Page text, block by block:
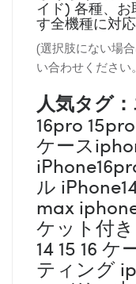
イド) 各種、
す全機種に対
(選択肢にない場
い合わせください
人気タグ
16pro
ケース
ル
max
ケット付き
14 15 16
ティング